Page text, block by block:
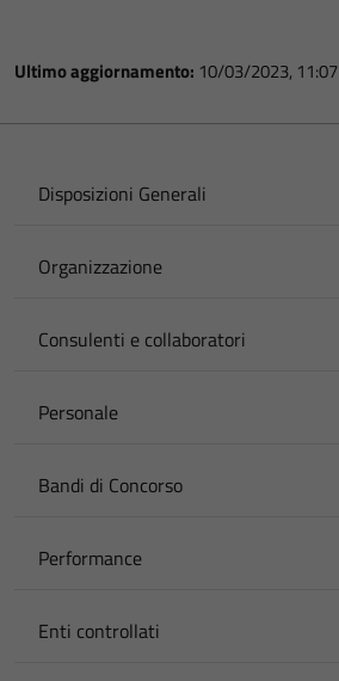
Ultimo aggiornamento: 10/03/2023, 11:07
Disposizioni Generali
Organizzazione
Consulenti e collaboratori
Personale
Bandi di Concorso
Performance
Enti controllati